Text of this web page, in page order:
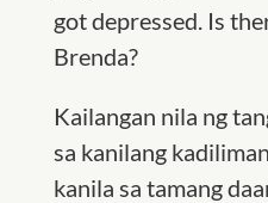
got depressed. Is
Brenda?
Kailangan nila ng
sa kanilang
kanila sa tamang